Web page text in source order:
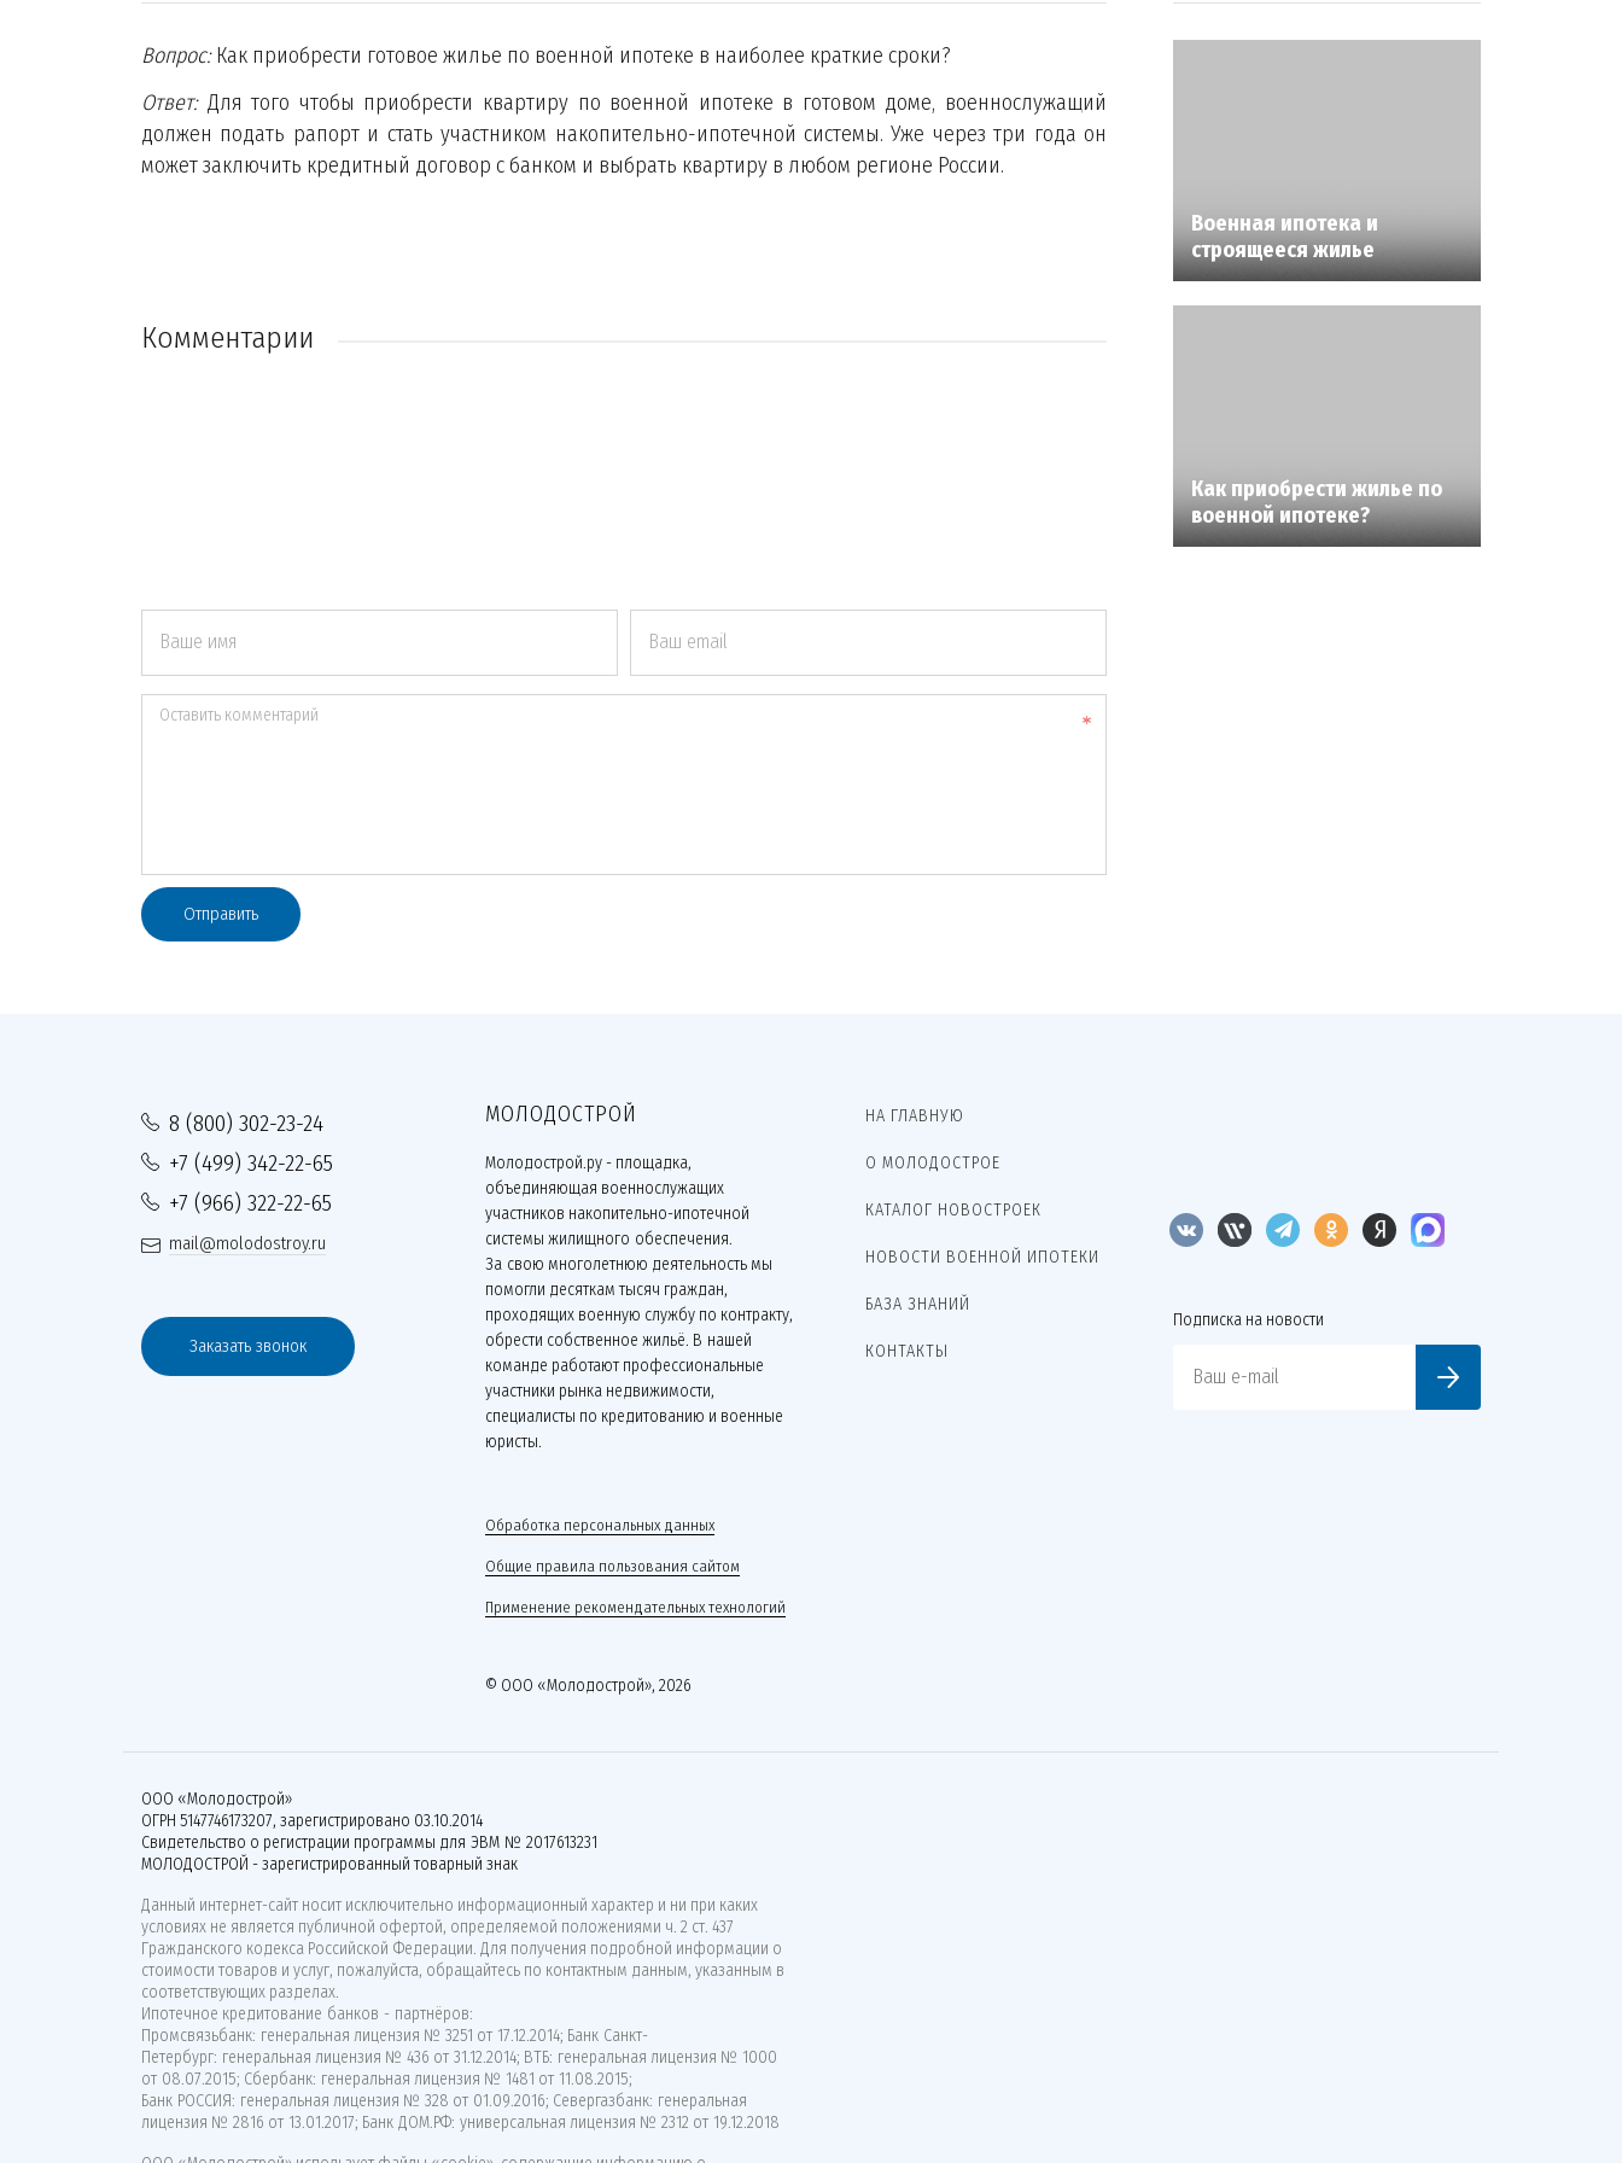
Вопрос:Как приобрести готовое жилье по военной ипотеке в наиболее краткие сроки?
Ответ:Для того чтобы приобрести квартиру по военной ипотеке в готовом доме, военнослужащий
должен подать рапорт и стать участником накопительно-ипотечной системы. Уже через три года он
может заключить кредитный договор с банком и выбрать квартиру в любом регионе России.
Комментарии
Ваше имя Ваш email
Оставить комментарий
Отправить
Военная ипотека и
строящееся жилье
Как приобрести жилье по
военной ипотеке?
8 (800) 302-23-24
+7 (499) 342-22-65
+7 (966) 322-22-65
mail@molodostroy.ru
Заказать звонок
МОЛОДОСТРОЙ
Молодострой.ру - площадка,
объединяющая военнослужащих
участников накопительно-ипотечной
системы жилищного обеспечения.
За свою многолетнюю деятельность мы
помогли десяткам тысяч граждан,
проходящих военную службу по контракту,
обрести собственное жильё. В нашей
команде работают профессиональные
участники рынка недвижимости,
специалисты по кредитованию и военные
юристы.
Обработка персональных данных
Общие правила пользования сайтом
Применение рекомендательных технологий
© ООО «Молодострой», 2026
НА ГЛАВНУЮ
О МОЛОДОСТРОЕ
КАТАЛОГ НОВОСТРОЕК
НОВОСТИ ВОЕННОЙ ИПОТЕКИ
БАЗА ЗНАНИЙ
КОНТАКТЫ
Подписка на новости
Ваш e-mail
ООО «Молодострой»
ОГРН 5147746173207, зарегистрировано 03.10.2014
Свидетельство о регистрации программы для ЭВМ № 2017613231
МОЛОДОСТРОЙ - зарегистрированный товарный знак
Данный интернет-сайт носит исключительно информационный характер и ни при каких
условиях не является публичной офертой, определяемой положениями ч. 2 ст. 437
Гражданского кодекса Российской Федерации. Для получения подробной информации о
стоимости товаров и услуг, пожалуйста, обращайтесь по контактным данным, указанным в
соответствующих разделах.
Ипотечное кредитование банков - партнёров:
Промсвязьбанк: генеральная лицензия № 3251 от 17.12.2014; Банк Санкт-
Петербург: генеральная лицензия № 436 от 31.12.2014; ВТБ: генеральная лицензия № 1000
от 08.07.2015; Сбербанк: генеральная лицензия № 1481 от 11.08.2015;
Банк РОССИЯ: генеральная лицензия № 328 от 01.09.2016; Севергазбанк: генеральная
лицензия № 2816 от 13.01.2017; Банк ДОМ.РФ: универсальная лицензия № 2312 от 19.12.2018